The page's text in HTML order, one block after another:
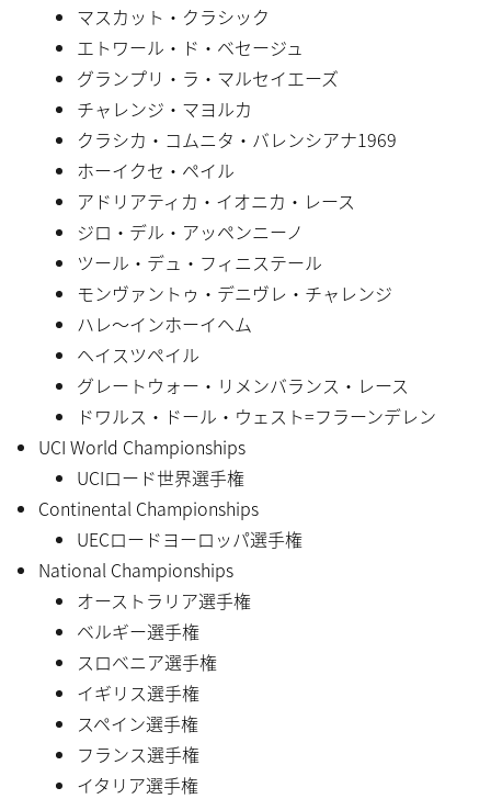
マスカット・クラシック
エトワール・ド・ベセージュ
グランプリ・ラ・マルセイエーズ
チャレンジ・マヨルカ
クラシカ・コムニタ・バレンシアナ1969
ホーイクセ・ペイル
アドリアティカ・イオニカ・レース
ジロ・デル・アッペンニーノ
ツール・デュ・フィニステール
モンヴァントゥ・デニヴレ・チャレンジ
ハレ〜インホーイヘム
ヘイスツペイル
グレートウォー・リメンバランス・レース
ドワルス・ドール・ウェスト=フラーンデレン
UCI World Championships
UCIロード世界選手権
Continental Championships
UECロードヨーロッパ選手権
National Championships
オーストラリア選手権
ベルギー選手権
スロベニア選手権
イギリス選手権
スペイン選手権
フランス選手権
イタリア選手権